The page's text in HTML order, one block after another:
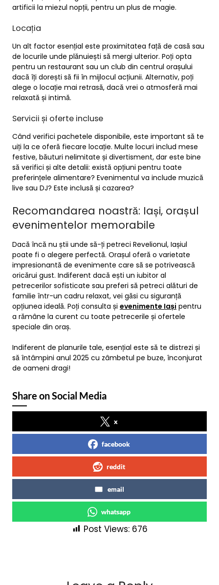
artificii la miezul nopții, pentru un plus de magie.
Locația
Un alt factor esențial este proximitatea față de casă sau
de locurile unde plănuiești să mergi ulterior. Poți opta
pentru un restaurant sau un club din centrul orașului
dacă îți dorești să fii în mijlocul acțiunii. Alternativ, poți
alege o locație mai retrasă, dacă vrei o atmosferă mai
relaxată și intimă.
Servicii și oferte incluse
Când verifici pachetele disponibile, este important să te
uiți la ce oferă fiecare locație. Multe locuri includ mese
festive, băuturi nelimitate și divertisment, dar este bine
să verifici și alte detalii: există opțiuni pentru toate
preferințele alimentare? Evenimentul va include muzică
live sau DJ? Este inclusă și cazarea?
Recomandarea noastră: Iași, orașul
evenimentelor memorabile
Dacă încă nu știi unde să-ți petreci Revelionul, Iașiul
poate fi o alegere perfectă. Orașul oferă o varietate
impresionantă de evenimente care să se potrivească
oricărui gust. Indiferent dacă ești un iubitor al
petrecerilor sofisticate sau preferi să petreci alături de
familie într-un cadru relaxat, vei găsi cu siguranță
opțiunea ideală. Poți consulta și evenimente Iași pentru
a rămâne la curent cu toate petrecerile și ofertele
speciale din oraș.
Indiferent de planurile tale, esențial este să te distrezi și
să întâmpini anul 2025 cu zâmbetul pe buze, înconjurat
de oameni dragi!
Share on Social Media
x
facebook
reddit
email
whatsapp
Post Views: 676